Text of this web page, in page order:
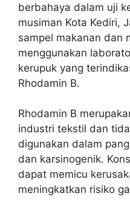
berbahaya dalam uji
musiman Kota Kediri,
sampel makanan dan
menggunakan
kerupuk yang
Rhodamin B.
Rhodamin B
industri tekstil dan
digunakan dalam
dan karsinogenik.
dapat memicu
meningkatkan risiko